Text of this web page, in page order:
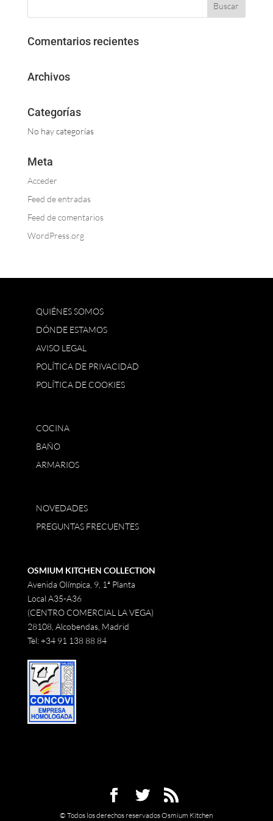
Comentarios recientes
Archivos
Categorías
No hay categorías
Meta
Acceder
Feed de entradas
Feed de comentarios
WordPress.org
QUIÉNES SOMOS
DÓNDE ESTAMOS
AVISO LEGAL
POLÍTICA DE PRIVACIDAD
POLÍTICA DE COOKIES
COCINA
BAÑO
ARMARIOS
NOVEDADES
PREGUNTAS FRECUENTES
OSMIUM KITCHEN COLLECTION
Avenida Olímpica, 9, 1ª Planta
Local A35-A36
(CENTRO COMERCIAL LA VEGA)
28108, Alcobendas, Madrid
Tel:+34 91 138 88 84
© Todos los derechos reservados Osmium Kitchen